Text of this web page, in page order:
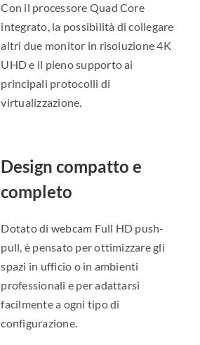
Con il processore Quad Core
integrato, la possibilità di collegare
altri due monitor in risoluzione 4K
UHD e il pieno supporto ai
principali protocolli di
virtualizzazione.
Design compatto e
completo
Dotato di webcam Full HD push-
pull, è pensato per ottimizzare gli
spazi in ufficio o in ambienti
professionali e per adattarsi
facilmente a ogni tipo di
configurazione.